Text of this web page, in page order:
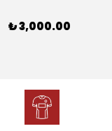
₺ 3,000.00